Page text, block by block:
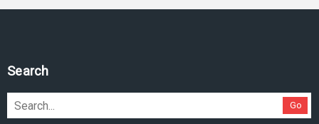
Pesquise no site
Go